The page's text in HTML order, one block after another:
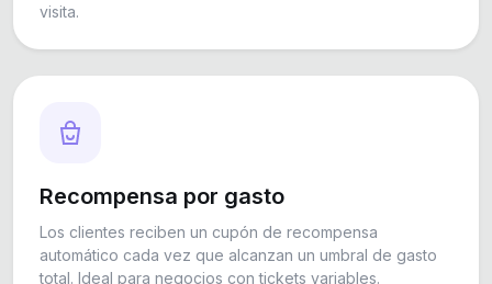
visita.
Recompensa por gasto
Los clientes reciben un cupón de recompensa
automático cada vez que alcanzan un umbral de gasto
total. Ideal para negocios con tickets variables.